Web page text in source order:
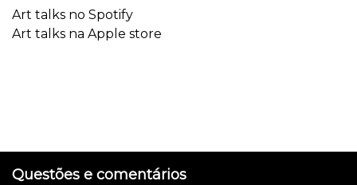
Art talks no Spotify
Art talks na Apple store
Questões e comentários